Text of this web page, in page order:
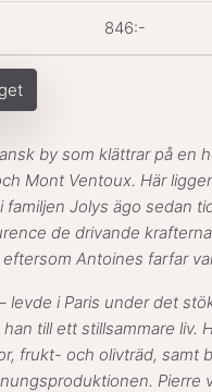
846:-
by som klättrar på en
Mont Ventoux. Här
Jolys ägo sedan
de drivande
Antoines farfar
levde i Paris under det
till ett stillsammare liv.
frukt- och olivträd, samt
Pierre